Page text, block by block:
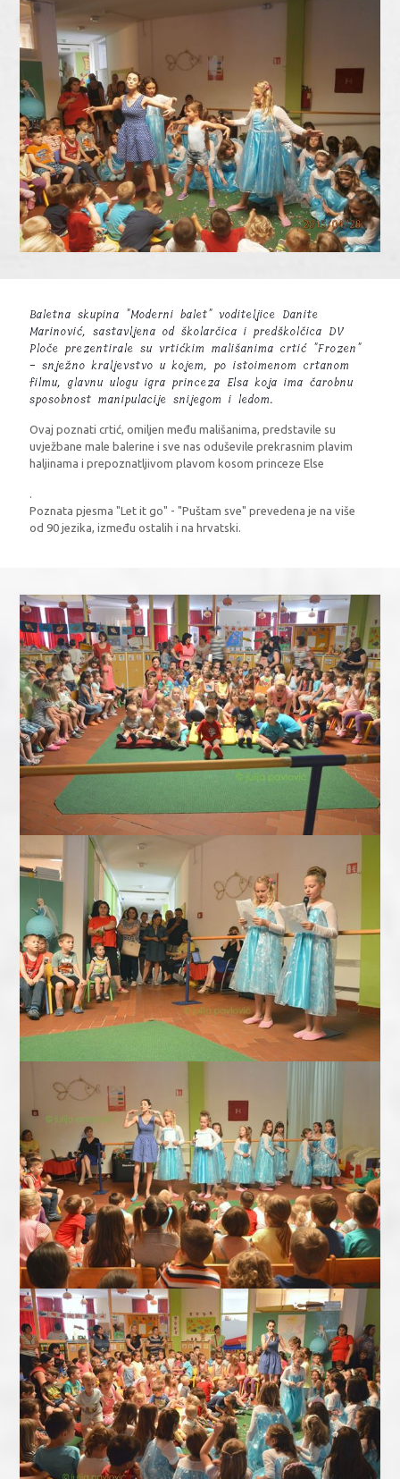
Baletna skupina "Moderni balet" voditeljice Danite
Marinović, sastavljena od školarčica i predškolčica DV
Ploče prezentirale su vrtićkim mališanima crtić "Frozen"
- snježno kraljevstvo u kojem, po istoimenom crtanom
filmu, glavnu ulogu igra princeza Elsa koja ima čarobnu
sposobnost manipulacije snijegom i ledom.
Ovaj poznati crtić, omiljen među mališanima, predstavile su
uvježbane male balerine i sve nas oduševile prekrasnim plavim
haljinama i prepoznatljivom plavom kosom princeze Else
.
Poznata pjesma "Let it go" - "Puštam sve" prevedena je na više
od 90 jezika, između ostalih i na hrvatski.